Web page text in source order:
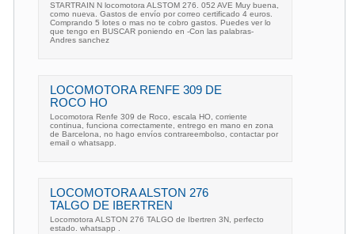
STARTRAIN N locomotora ALSTOM 276. 052 AVE Muy buena,
como nueva. Gastos de envío por correo certificado 4 euros.
Comprando 5 lotes o mas no te cobro gastos. Puedes ver lo
que tengo en BUSCAR poniendo en -Con las palabras-
Andres sanchez
LOCOMOTORA RENFE 309 DE
ROCO HO
Locomotora Renfe 309 de Roco, escala HO, corriente
continua, funciona correctamente, entrego en mano en zona
de Barcelona, no hago envíos contrareembolso, contactar por
email o whatsapp.
LOCOMOTORA ALSTON 276
TALGO DE IBERTREN
Locomotora ALSTON 276 TALGO de Ibertren 3N, perfecto
estado. whatsapp .